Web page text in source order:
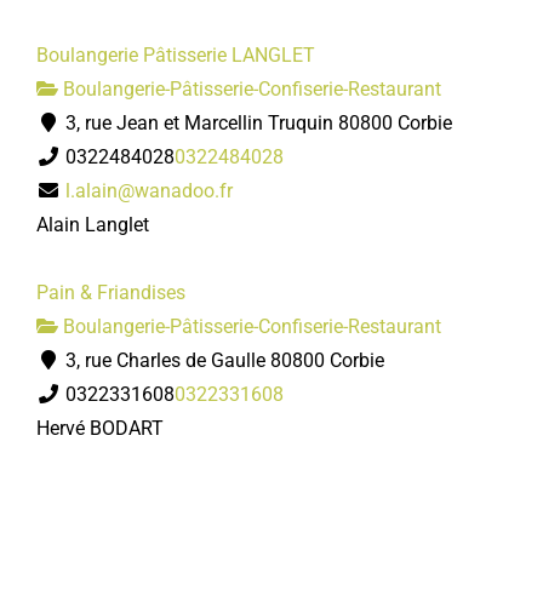
Boulangerie Pâtisserie LANGLET
Boulangerie-Pâtisserie-Confiserie-Restaurant
3, rue Jean et Marcellin Truquin 80800 Corbie
03224840280322484028
l.alain@wanadoo.fr
Alain Langlet
Pain & Friandises
Boulangerie-Pâtisserie-Confiserie-Restaurant
3, rue Charles de Gaulle 80800 Corbie
03223316080322331608
Hervé BODART